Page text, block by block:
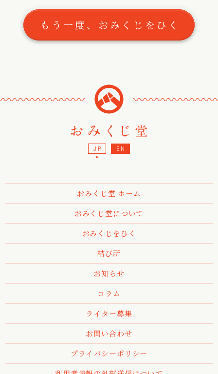
もう一度、おみくじをひく
〰〰〰〰〰〰〰 〰〰〰〰〰〰〰
JP EN
おみくじ堂 ホーム
おみくじ堂について
おみくじをひく
結び所
お知らせ
コラム
ライター募集
お問い合わせ
プライバシーポリシー